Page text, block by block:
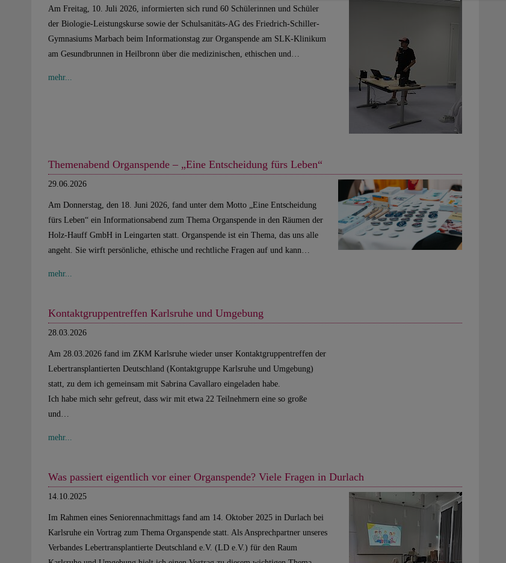
Am Freitag, 10. Juli 2026, informierten sich rund 60 Schülerinnen und Schüler
der Biologie-Leistungskurse sowie der Schulsanitäts-AG des Friedrich-Schiller-
Gymnasiums Marbach beim Informationstag zur Organspende am SLK-Klinikum
am Gesundbrunnen in Heilbronn über die medizinischen, ethischen und…
mehr...
Themenabend Organspende – „Eine Entscheidung fürs Leben“
29.06.2026
Am Donnerstag, den 18. Juni 2026, fand unter dem Motto „Eine Entscheidung
fürs Leben“ ein Informationsabend zum Thema Organspende in den Räumen der
Holz-Hauff GmbH in Leingarten statt. Organspende ist ein Thema, das uns alle
angeht. Sie wirft persönliche, ethische und rechtliche Fragen auf und kann…
mehr...
Kontaktgruppentreffen Karlsruhe und Umgebung
28.03.2026
Am 28.03.2026 fand im ZKM Karlsruhe wieder unser Kontaktgruppentreffen der
Lebertransplantierten Deutschland (Kontaktgruppe Karlsruhe und Umgebung)
statt, zu dem ich gemeinsam mit Sabrina Cavallaro eingeladen habe.
Ich habe mich sehr gefreut, dass wir mit etwa 22 Teilnehmern eine so große
und…
mehr...
Was passiert eigentlich vor einer Organspende? Viele Fragen in Durlach
14.10.2025
Im Rahmen eines Seniorennachmittags fand am 14. Oktober 2025 in Durlach bei
Karlsruhe ein Vortrag zum Thema Organspende statt. Als Ansprechpartner unseres
Verbandes Lebertransplantierte Deutschland e.V. (LD e.V.) für den Raum